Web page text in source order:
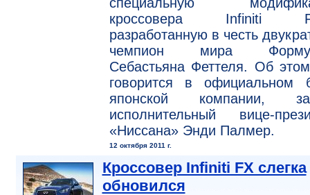
кроссовера Infiniti
разработанную в честь
чемпион мира
Себастьяна Феттеля. Об
говорится в официальном
японской компании,
исполнительный вице-
«Ниссана» Энди Палмер.
12 октября 2011 г.
Кроссовер Infiniti FX слегка
обновился